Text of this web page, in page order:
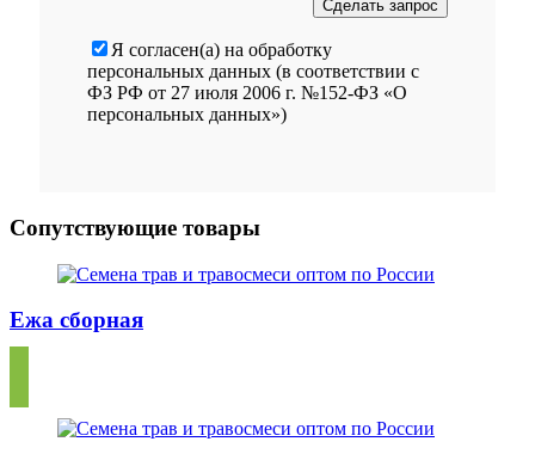
Я согласен(а) на обработку
персональных данных (в соответствии с
ФЗ РФ от 27 июля 2006 г. №152-ФЗ «О
персональных данных»)
Сопутствующие товары
Ежа сборная